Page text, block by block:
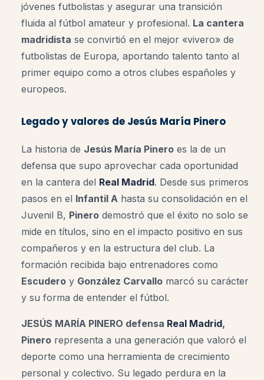
jóvenes futbolistas y asegurar una transición
fluida al fútbol amateur y profesional. La cantera
madridista se convirtió en el mejor «vivero» de
futbolistas de Europa, aportando talento tanto al
primer equipo como a otros clubes españoles y
europeos.
Legado y valores de Jesús María Pinero
La historia de Jesús María Pinero es la de un
defensa que supo aprovechar cada oportunidad
en la cantera del Real Madrid. Desde sus primeros
pasos en el Infantil A hasta su consolidación en el
Juvenil B, Pinero demostró que el éxito no solo se
mide en títulos, sino en el impacto positivo en sus
compañeros y en la estructura del club. La
formación recibida bajo entrenadores como
Escudero y González Carvallo marcó su carácter
y su forma de entender el fútbol.
JESÚS MARÍA PINERO defensa Real Madrid,
Pinero representa a una generación que valoró el
deporte como una herramienta de crecimiento
personal y colectivo. Su legado perdura en la